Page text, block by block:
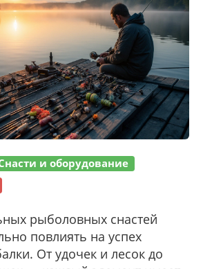
и оборудование
рыболовных снастей
повлиять на успех
От удочек и лесок до